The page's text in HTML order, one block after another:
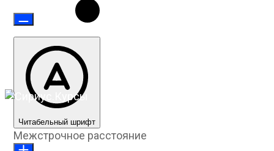
Читабельный шрифт
Межстрочное расстояние